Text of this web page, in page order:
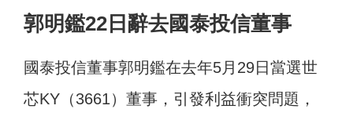
郭明鑑22日辭去國泰投信董事
國泰投信董事郭明鑑在去年5月29日當選世
芯KY（3661）董事，引發利益衝突問題，